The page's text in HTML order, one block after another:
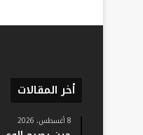
أخر المقالات
8 أغسطس، 2026